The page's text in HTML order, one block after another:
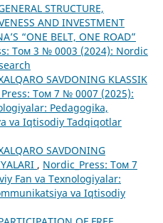
STRUCTURE,
AND INVESTMENT
“ONE BELT, ONE ROAD”
Том 3 № 0003 (2024): Nordic
SAVDONING KLASSIK
Том 7 № 0007 (2025):
Pedagogika,
va Iqtisodiy Tadqiqotlar
SAVDONING
, Nordic_Press: Том 7
Fan va Texnologiyalar:
va Iqtisodiy